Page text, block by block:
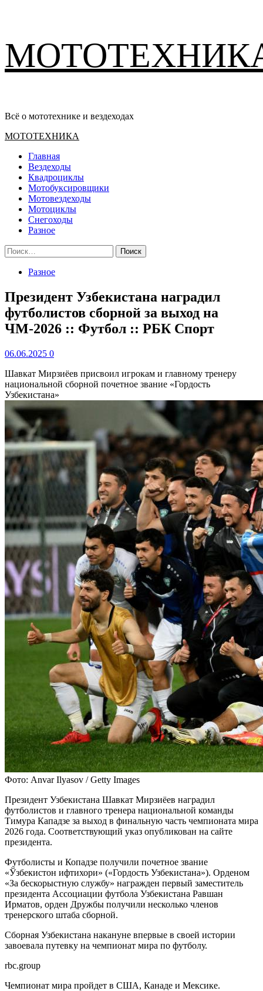
содержимому
Всё о мототехнике и вездеходах
Основное
МОТОТЕХНИКА
Главная
Вездеходы
Квадроциклы
Мотобуксировщики
Мотовездеходы
Мотоциклы
Снегоходы
Разное
Найти:
Разное
Президент Узбекистана наградил
футболистов сборной за выход на
ЧМ-2026 :: Футбол :: РБК Спорт
06.06.2025 0
Шавкат Мирзиёев присвоил игрокам и главному тренеру
национальной сборной почетное звание «Гордость
Узбекистана»
Фото: Anvar Ilyasov / Getty Images
Президент Узбекистана Шавкат Мирзиёев наградил
футболистов и главного тренера национальной команды
Тимура Кападзе за выход в финальную часть чемпионата мира
2026 года. Соответствующий указ опубликован на сайте
президента.
Футболисты и Копадзе получили почетное звание
«Ўзбекистон ифтихори» («Гордость Узбекистана»). Орденом
«За бескорыстную службу» награжден первый заместитель
президента Ассоциации футбола Узбекистана Равшан
Ирматов, орден Дружбы получили несколько членов
тренерского штаба сборной.
Сборная Узбекистана накануне впервые в своей истории
завоевала путевку на чемпионат мира по футболу.
rbc.group
Чемпионат мира пройдет в США, Канаде и Мексике.